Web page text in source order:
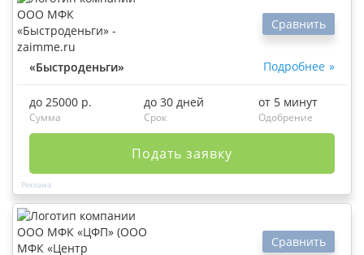
«Быстроденьги» Подробнее
Сравнить
до 25000 р.
Сумма
до 30 дней
Срок
от 5 минут
Одобрение
Подать заявку
Сравнить